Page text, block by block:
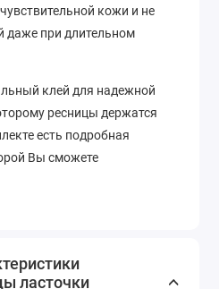
кожи и не
при длительном
клей для надежной
ресницы держатся
есть подробная
Вы сможете
разными образами. Будьте
с нашими ресницами от
ласточки